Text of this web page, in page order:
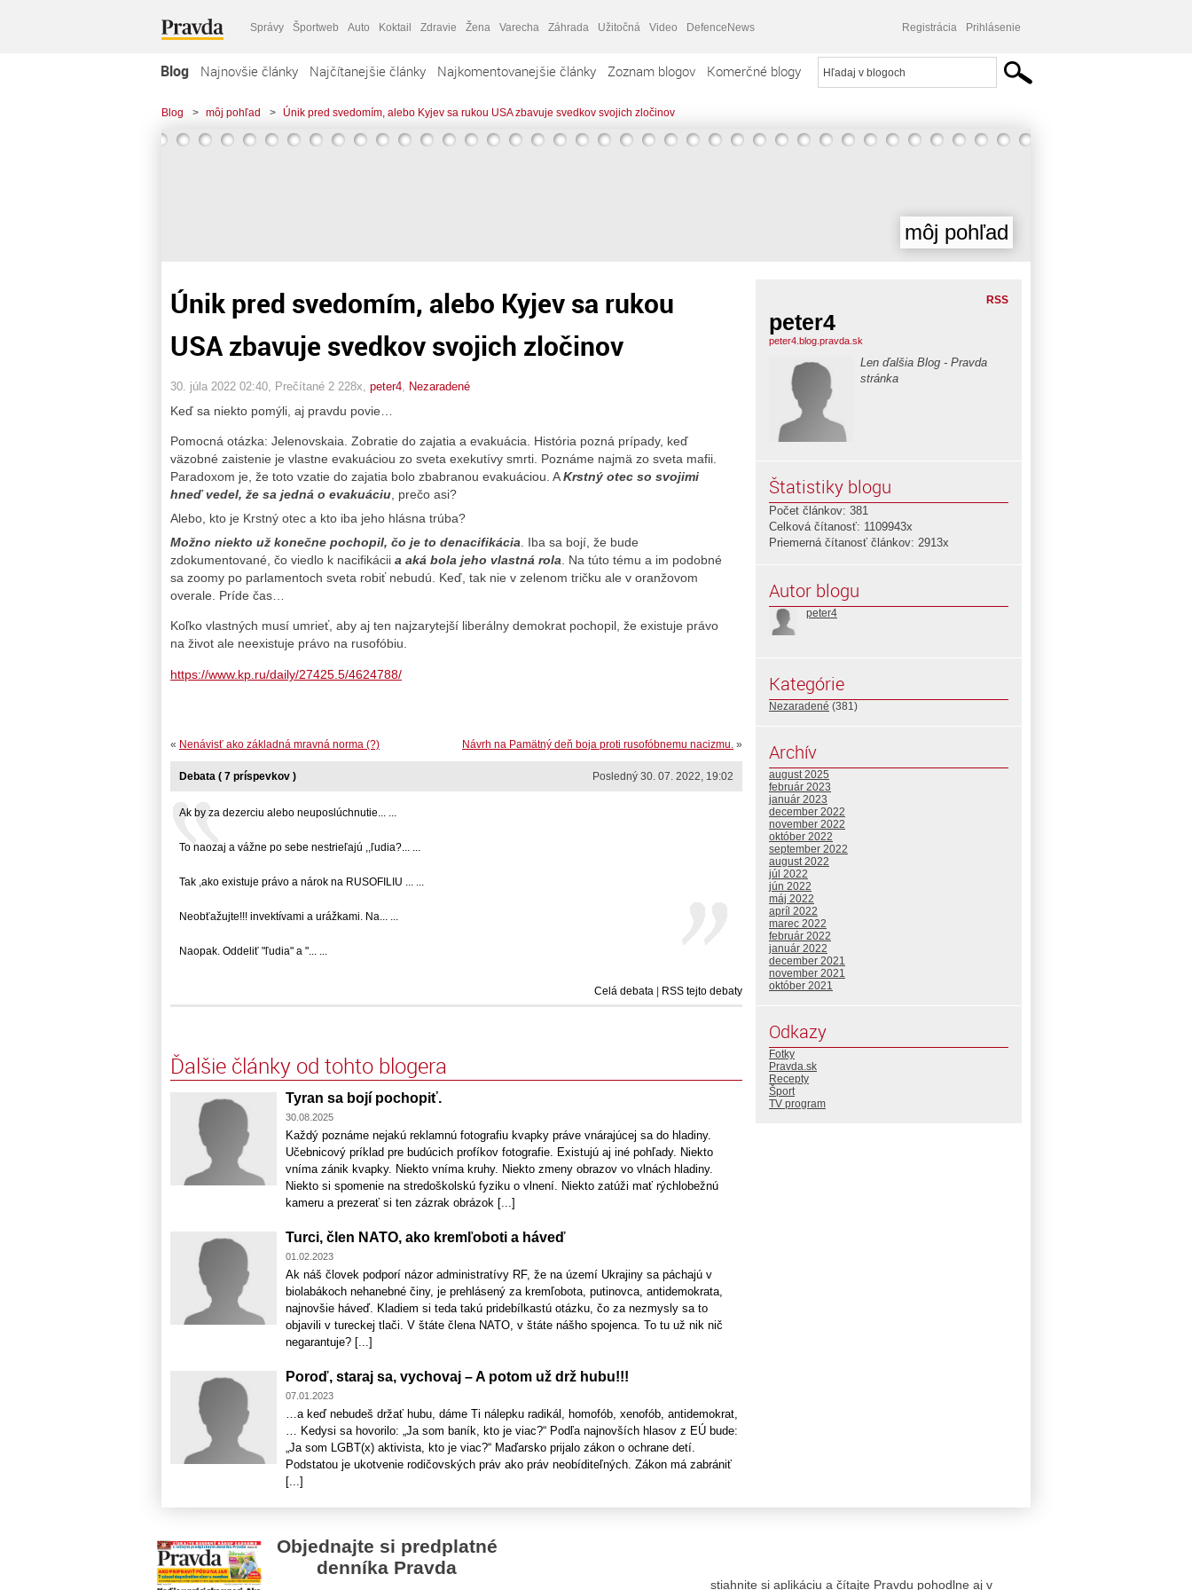
Správy Športweb Auto Koktail Zdravie Žena Varecha Záhrada Užitočná Video DefenceNews Registrácia Prihlásenie
Blog Najnovšie články Najčítanejšie články Najkomentovanejšie články Zoznam blogov Komerčné blogy
Blog > môj pohľad > Únik pred svedomím, alebo Kyjev sa rukou USA zbavuje svedkov svojich zločinov
môj pohľad
Únik pred svedomím, alebo Kyjev sa rukou
USA zbavuje svedkov svojich zločinov
30. júla 2022 02:40 , Prečítané 2 228x, peter4 Nezaradené
Keď sa niekto pomýli, aj pravdu povie…
Pomocná otázka: Jelenovskaia. Zobratie do zajatia a evakuácia. História pozná prípady, keď
väzobné zaistenie je vlastne evakuáciou zo sveta exekutívy smrti. Poznáme najmä zo sveta mafii.
Paradoxom je, že toto vzatie do zajatia bolo zbabranou evakuáciou. AKrstný otec so svojimi
hneď vedel, že sa jedná o evakuáciu , prečo asi?
Alebo, kto je Krstný otec a kto iba jeho hlásna trúba?
Možno niekto už konečne pochopil, čo je to denacifikácia . Iba sa bojí, že bude
zdokumentované, čo viedlo k nacifikácii a aká bola jeho vlastná rola . Na túto tému a im podobné
sa zoomy po parlamentoch sveta robiť nebudú. Keď, tak nie v zelenom tričku ale v oranžovom
overale. Príde čas…
Koľko vlastných musí umrieť, aby aj ten najzarytejší liberálny demokrat pochopil, že existuje právo
na život ale neexistuje právo na rusofóbiu.
https://www.kp.ru/daily/27425.5/4624788/
Návrh na Pamätný deň boja proti rusofóbnemu nacizmu. »
« Nenávisť ako základná mravná norma (?)
Posledný 30. 07. 2022, 19:02
Debata ( 7 príspevkov )
Ak by za dezerciu alebo neuposlúchnutie... ...
To naozaj a vážne po sebe nestrieľajú ,,ľudia?... ...
Tak ,ako existuje právo a nárok na RUSOFILIU ... ...
Neobťažujte!!! invektívami a urážkami. Na... ...
Naopak. Oddeliť "ľudia" a "... ...
Celá debata | RSS tejto debaty
Ďalšie články od tohto blogera
Tyran sa bojí pochopiť.
30.08.2025
Každý poznáme nejakú reklamnú fotografiu kvapky práve vnárajúcej sa do hladiny.
Učebnicový príklad pre budúcich profíkov fotografie. Existujú aj iné pohľady. Niekto
vníma zánik kvapky. Niekto vníma kruhy. Niekto zmeny obrazov vo vlnách hladiny.
Niekto si spomenie na stredoškolskú fyziku o vlnení. Niekto zatúži mať rýchlobežnú
kameru a prezerať si ten zázrak obrázok [...]
Turci, člen NATO, ako kremľoboti a háveď
01.02.2023
Ak náš človek podporí názor administratívy RF, že na území Ukrajiny sa páchajú v
biolabákoch nehanebné činy, je prehlásený za kremľobota, putinovca, antidemokrata,
najnovšie háveď. Kladiem si teda takú pridebílkastú otázku, čo za nezmysly sa to
objavili v tureckej tlači. V štáte člena NATO, v štáte nášho spojenca. To tu už nik nič
negarantuje? [...]
Poroď, staraj sa, vychovaj – A potom už drž hubu!!!
07.01.2023
…a keď nebudeš držať hubu, dáme Ti nálepku radikál, homofób, xenofób, antidemokrat,
… Kedysi sa hovorilo: „Ja som baník, kto je viac?“ Podľa najnovších hlasov z EÚ bude:
„Ja som LGBT(x) aktivista, kto je viac?“ Maďarsko prijalo zákon o ochrane detí.
Podstatou je ukotvenie rodičovských práv ako práv neobíditeľných. Zákon má zabrániť
[...]
RSS
peter4
peter4.blog.pravda.sk
Len ďalšia Blog - Pravda
stránka
Štatistiky blogu
Počet článkov: 381
Celková čítanosť: 1109943x
Priemerná čítanosť článkov: 2913x
Autor blogu
peter4
Kategórie
Nezaradené (381)
Archív
august 2025
február 2023
január 2023
december 2022
november 2022
október 2022
september 2022
august 2022
júl 2022
jún 2022
máj 2022
apríl 2022
marec 2022
február 2022
január 2022
december 2021
november 2021
október 2021
Odkazy
Fotky
Pravda.sk
Recepty
Šport
TV program
Objednajte si predplatné
denníka Pravda
stiahnite si aplikáciu a čítajte Pravdu pohodlne aj v